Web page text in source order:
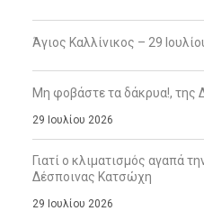
Άγιος Καλλίνικος – 29
Μη φοβάστε τα δάκρυα!, της
29 Ιουλίου 2026
Γιατί ο κλιματισμός αγαπά
Δέσποινας Κατσώχη
29 Ιουλίου 2026